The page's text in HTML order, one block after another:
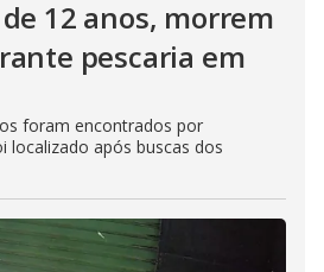
12 anos, morrem
pescaria em
foram encontrados por
localizado após buscas dos